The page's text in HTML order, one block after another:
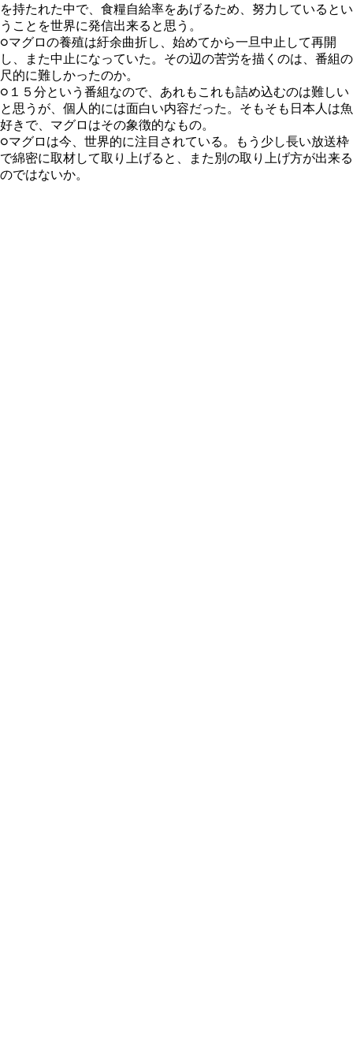
を持たれた中で、食糧自給率をあげるため、努力しているとい
うことを世界に発信出来ると思う。
○マグロの養殖は紆余曲折し、始めてから一旦中止して再開
し、また中止になっていた。その辺の苦労を描くのは、番組の
尺的に難しかったのか。
○１５分という番組なので、あれもこれも詰め込むのは難しい
と思うが、個人的には面白い内容だった。そもそも日本人は魚
好きで、マグロはその象徴的なもの。
○マグロは今、世界的に注目されている。もう少し長い放送枠
で綿密に取材して取り上げると、また別の取り上げ方が出来る
のではないか。